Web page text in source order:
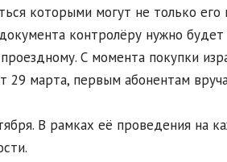
которыми могут не только его
контролёру нужно будет
С момента покупки
29 марта, первым абонентам
В рамках её проведения на